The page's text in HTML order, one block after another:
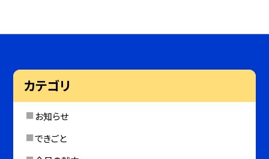
カテゴリ
お知らせ
できごと